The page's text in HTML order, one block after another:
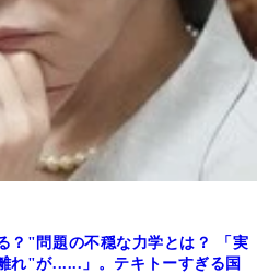
？"問題の不穏な力学とは？ 「実
れ"が......」。テキトーすぎる国